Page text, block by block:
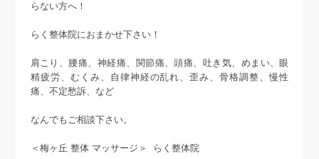
らない方へ！
らく整体院におまかせ下さい！
肩こり、腰痛、神経痛、関節痛、頭痛、吐き気、めまい、眼
精疲労、むくみ、自律神経の乱れ、歪み、骨格調整、慢性
痛、不定愁訴、など
なんでもご相談下さい。
＜梅ヶ丘 整体 マッサージ＞ らく整体院